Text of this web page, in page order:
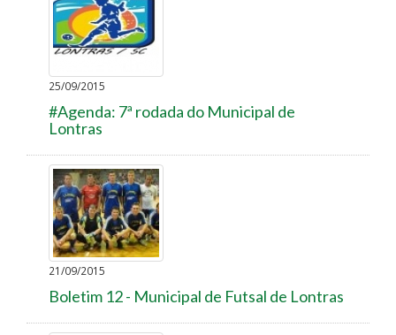
25/09/2015
#Agenda: 7ª rodada do Municipal de
Lontras
21/09/2015
Boletim 12 - Municipal de Futsal de Lontras